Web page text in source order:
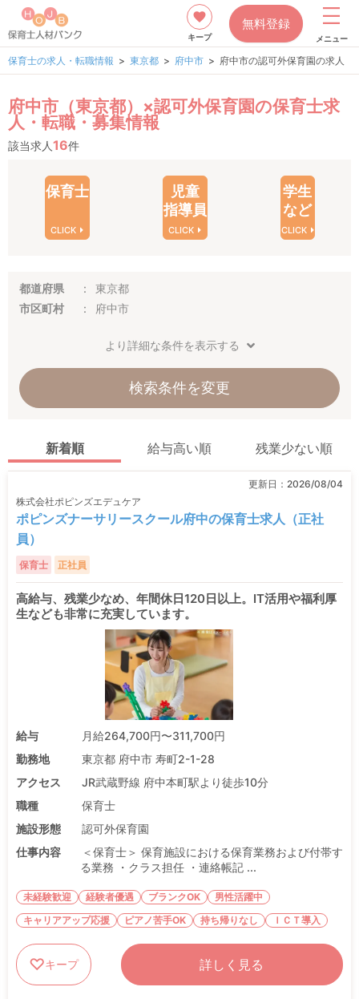
キープ
無料登録
メニュー
保育士の求人・転職情報 東京都 府中市 府中市の認可外保育園の求人
府中市（東京都）×認可外保育園の保育士求
人・転職・募集情報
該当求人16件
保育士
CLICK
児童
指導員
CLICK
学生
など
CLICK
都道府県
東京都
市区町村
府中市
より詳細な条件を表示する
検索条件を変更
新着順 給与高い順 残業少ない順
更新日： 2026/08/04
株式会社ポピンズエデュケア
ポピンズナーサリースクール府中の保育士求人（正社
員）
保育士 正社員
高給与、残業少なめ、年間休日120日以上。IT活用や福利厚
生なども非常に充実しています。
給与
月給264,700円〜311,700円
勤務地
東京都 府中市 寿町2-1-28
アクセス
JR武蔵野線 府中本町駅より徒歩10分
職種
保育士
施設形態
認可外保育園
仕事内容
＜保育士＞ 保育施設における保育業務および付帯す
る業務 ・クラス担任 ・連絡帳記 ...
未経験歓迎 経験者優遇 ブランクOK
男性活躍中
キャリアアップ応援
ピアノ苦手OK 持ち帰りなし ＩＣＴ導入
キープ 詳しく見る